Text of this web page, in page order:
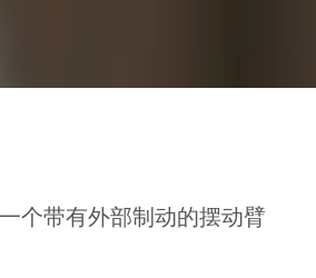
个带有外部制动的摆动臂